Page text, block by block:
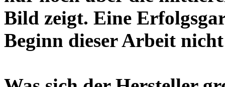
Bild zeigt. Eine
Beginn dieser Arbeit